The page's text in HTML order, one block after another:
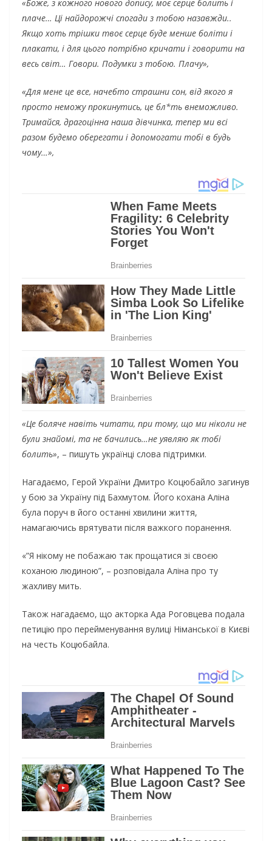
«Боже, з кожного нового допису, моє серце болить і
плаче… Ці найдорожчі спогади з тобою назавжди..
Якщо хоть трішки твоє серце буде менше боліти і
плакати, і для цього потрібно кричати і говорити на
весь світ… Говори. Подумки з тобою. Плачу»,
«Для мене це все, начебто страшни сон, від якого я
просто неможу прокинутись, це бл*ть внеможливо.
Тримайся, драгоцінна наша дівчuнка, тепер ми всі
разом будемо оберегати і допомогати тобі в будь
чому…»,
«Це боляче навіть читати, при тому, що ми ніколи не
були знайомі, та не бачились…не уявляю як тобі
болить», – пишуть українці слова підтримки.
Нагадаємо, Герой України Дмитро Коцюбайло загинув
у бою за Україну під Бахмутом. Його кохана Аліна
була поруч в його останні хвилини життя,
намагаючись врятувати після важкого поранення.
«”Я нікому не побажаю так прощатися зі своєю
коханою людиною”, – розповідала Аліна про ту
жахливу мить.
Також нагадаємо, що акторка Ада Роговцева подала
петицію про перейменування вулиці Німанської в Києві
на честь Коцюбайла.